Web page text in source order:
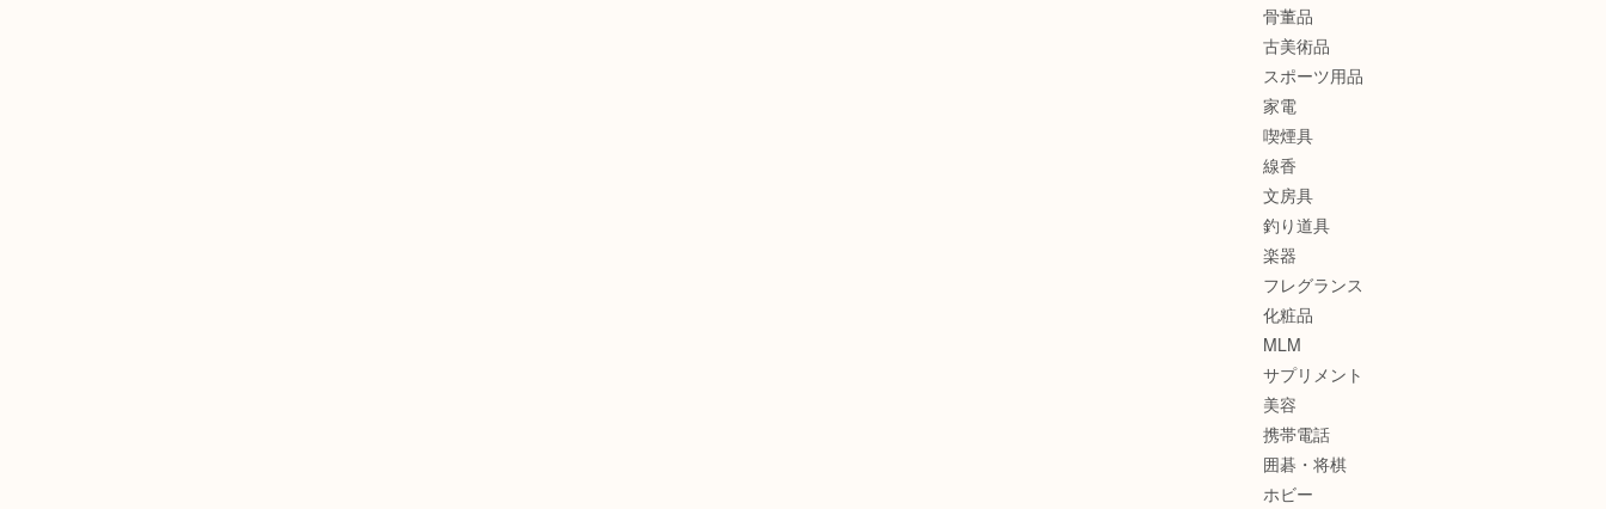
骨董品
古美術品
スポーツ用品
家電
喫煙具
線香
文房具
釣り道具
楽器
フレグランス
化粧品
MLM
サプリメント
美容
携帯電話
囲碁・将棋
ホビー